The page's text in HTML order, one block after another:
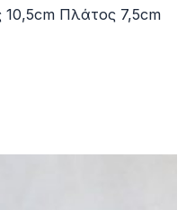
10,5cm Πλάτος 7,5cm